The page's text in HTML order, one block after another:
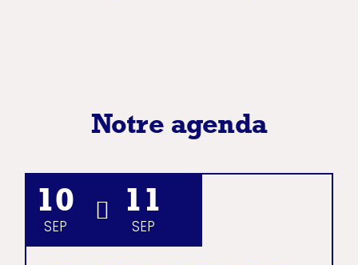
Notre agenda
11
SEP
10
SEP